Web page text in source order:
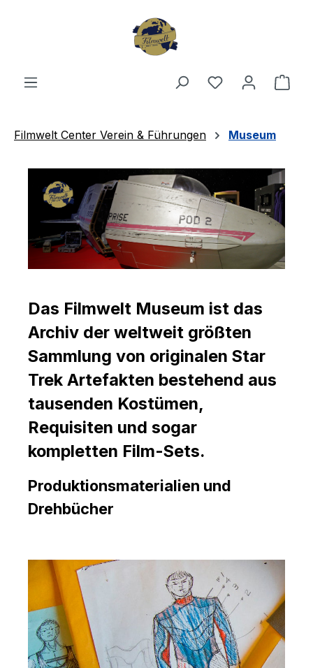
Du hast 0
Filmwelt Center Verein & Führungen Museum
Das Filmwelt Museum ist das
Archiv der weltweit größten
Sammlung von originalen Star
Trek Artefakten bestehend aus
tausenden Kostümen,
Requisiten und sogar
kompletten Film-Sets.
Produktionsmaterialien und
Drehbücher